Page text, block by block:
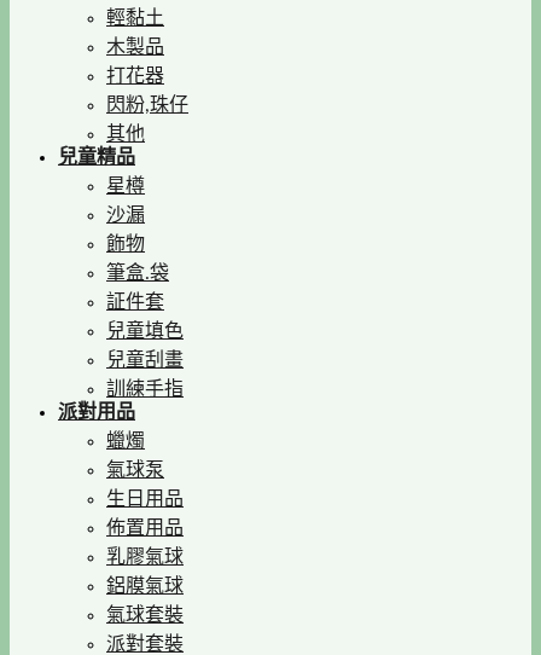
輕黏土
木製品
打花器
閃粉,珠仔
其他
兒童精品
星樽
沙漏
飾物
筆盒.袋
証件套
兒童填色
兒童刮畫
訓練手指
派對用品
蠟燭
氣球泵
生日用品
佈置用品
乳膠氣球
鋁膜氣球
氣球套裝
派對套裝